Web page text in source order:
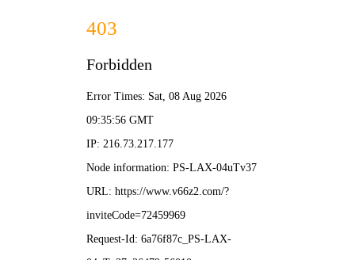
谢嘉宜专业领域
谢嘉宜是谁？深度解析谢嘉宜的成长历程与专业成就
nba直播 2026-04-08 12:09:38
1
Copyright 2025.NBA直播